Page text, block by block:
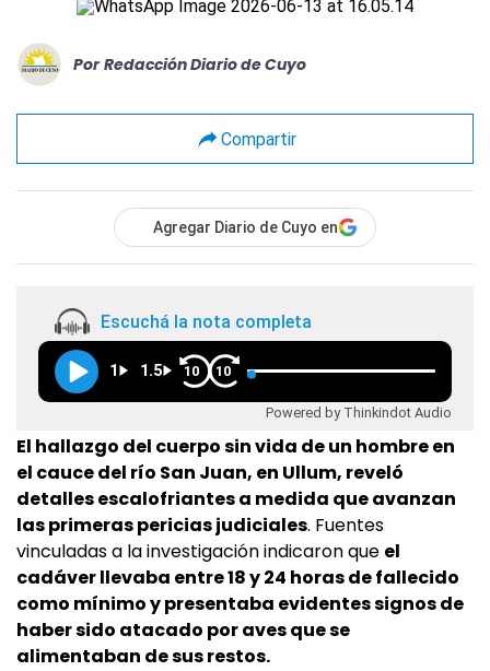
Por Redacción Diario de Cuyo
Compartir
Agregar Diario de Cuyo en
Escuchá la nota completa
1 1.5 10 10
Powered by Thinkindot Audio
El hallazgo del cuerpo sin vida de un hombre en
el cauce del río San Juan, en Ullum, reveló
detalles escalofriantes a medida que avanzan
las primeras pericias judiciales. Fuentes
vinculadas a la investigación indicaron que el
cadáver llevaba entre 18 y 24 horas de fallecido
como mínimo y presentaba evidentes signos de
haber sido atacado por aves que se
alimentaban de sus restos.